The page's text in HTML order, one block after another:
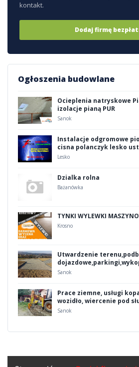
kontakt.
Dodaj firmę
Ogłoszenia budowlane
Ocieplenia natryskowe
izolacje pianą PUR
Sanok
Instalacje odgromowe
cisna polanczyk lesko
Lesko
Dzialka rolna
Bażanówka
TYNKI WYLEWKI
Krosno
Utwardzenie
Sanok
Prace ziemne, usługi
wozidło, wiercenie pod
Sanok